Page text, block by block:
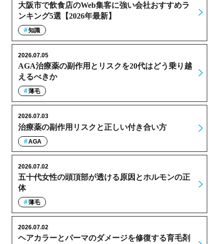
大阪市で飲食店のWeb集客に強い会社おすすめラ
ンキング5選【2026年最新】
知識
AGA治療薬の副作用とリスクを20代はどう乗り越
えるべきか
2026.07.05
薄毛
治療薬の副作用リスクと正しい付き合い方
2026.07.03
AGA
五十代女性の頭頂部が透ける原因とホルモンの正
体
2026.07.02
薄毛
ヘアカラーとパーマのダメージを修復する育毛剤
2026.07.02